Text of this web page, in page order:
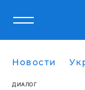
Новости
ДИАЛОГ